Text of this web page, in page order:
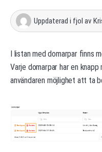
Uppdaterad i fjol av
I listan med domarpar finns
Varje domarpar har en knapp
användaren möjlighet att ta